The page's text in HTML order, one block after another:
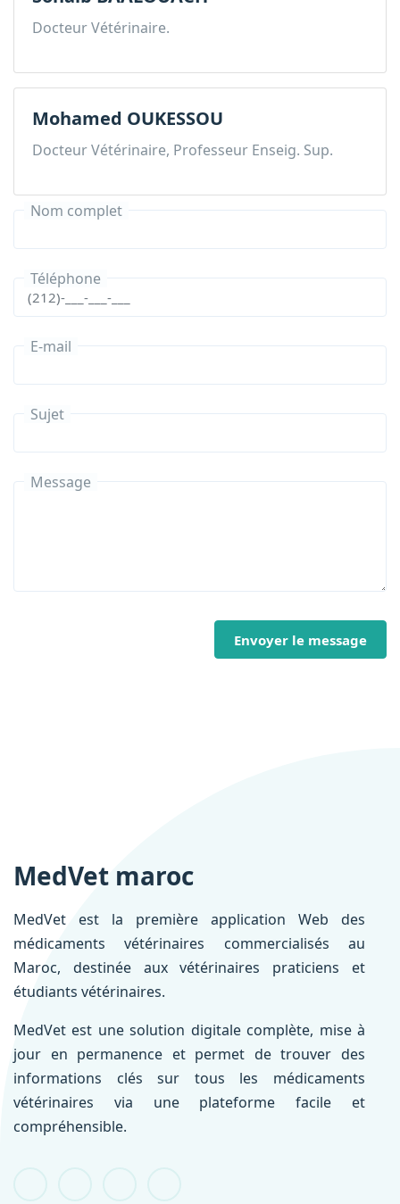
Docteur Vétérinaire.
Mohamed OUKESSOU
Docteur Vétérinaire, Professeur Enseig. Sup.
Nom complet
Téléphone
E-mail
Sujet
Message
Envoyer le message
MedVet maroc
MedVet est la première application Web des
médicaments vétérinaires commercialisés au
Maroc, destinée aux vétérinaires praticiens et
étudiants vétérinaires.
MedVet est une solution digitale complète, mise à
jour en permanence et permet de trouver des
informations clés sur tous les médicaments
vétérinaires via une plateforme facile et
compréhensible.